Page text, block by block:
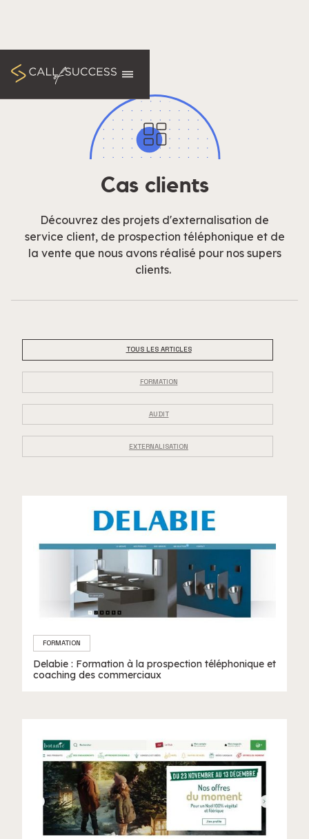
Cas clients
Découvrez des projets d'externalisation de
service client, de prospection téléphonique et de
la vente que nous avons réalisé pour nos supers
clients.
TOUS LES ARTICLES
FORMATION
AUDIT
EXTERNALISATION
FORMATION
Delabie : Formation à la prospection téléphonique et
coaching des commerciaux